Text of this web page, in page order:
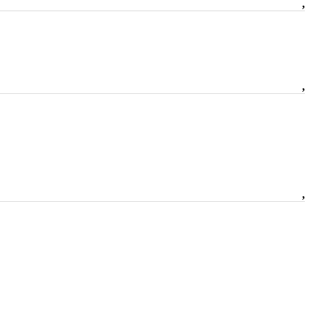
,
,
,